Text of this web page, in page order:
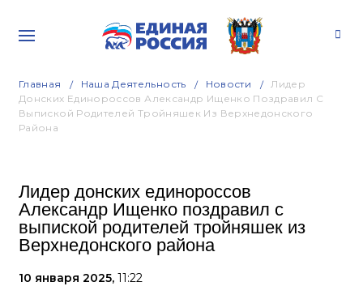
Главная Наша Деятельность Новости
Лидер
Донских Единороссов Александр Ищенко Поздравил С
Выпиской Родителей Тройняшек Из Верхнедонского
Района
Лидер донских единороссов
Александр Ищенко поздравил с
выпиской родителей тройняшек из
Верхнедонского района
10 января 2025, 11:22